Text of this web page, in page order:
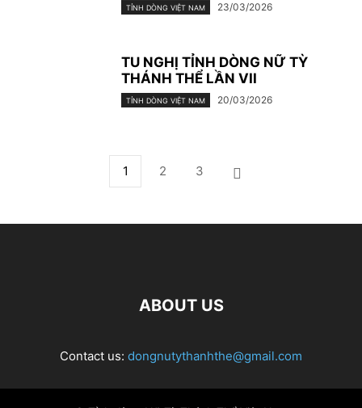
TỈNH DÒNG VIỆT NAM 23/03/2026
TU NGHỊ TỈNH DÒNG NỮ TỲ
THÁNH THỂ LẦN VII
TỈNH DÒNG VIỆT NAM 20/03/2026
1 2 3
ABOUT US
Contact us: dongnutythanhthe@gmail.com